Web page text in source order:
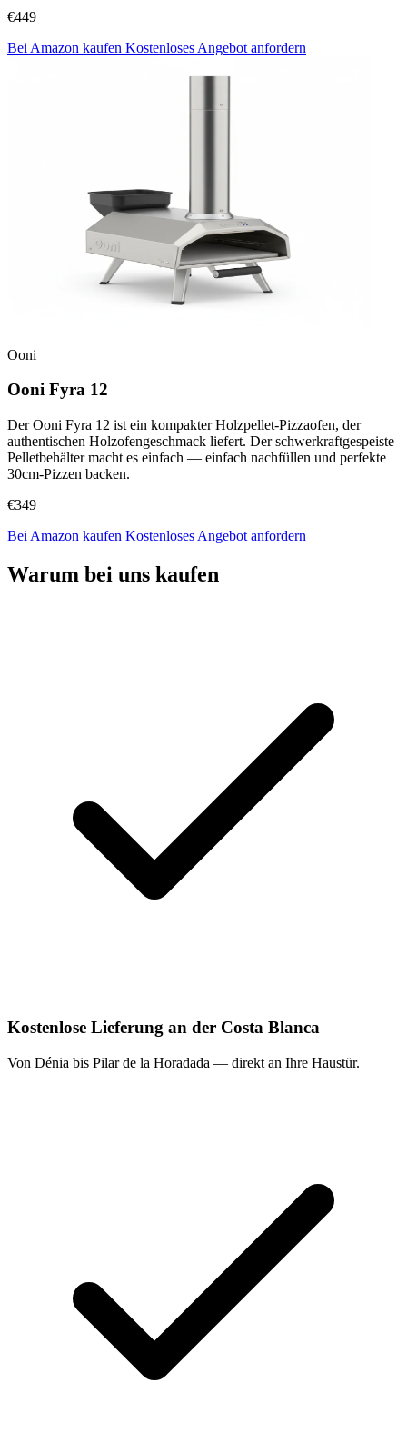
€449
Bei Amazon kaufen Kostenloses Angebot anfordern
Ooni
Ooni Fyra 12
Der Ooni Fyra 12 ist ein kompakter Holzpellet-Pizzaofen, der
authentischen Holzofengeschmack liefert. Der schwerkraftgespeiste
Pelletbehälter macht es einfach — einfach nachfüllen und perfekte
30cm-Pizzen backen.
€349
Bei Amazon kaufen Kostenloses Angebot anfordern
Warum bei uns kaufen
Kostenlose Lieferung an der Costa Blanca
Von Dénia bis Pilar de la Horadada — direkt an Ihre Haustür.